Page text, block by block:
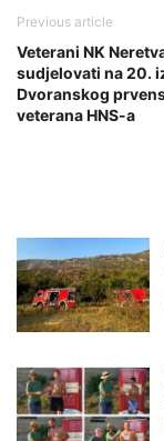
Previous article
Veterani NK
sudjelovati na 20.
Dvoranskog
veterana HNS-a